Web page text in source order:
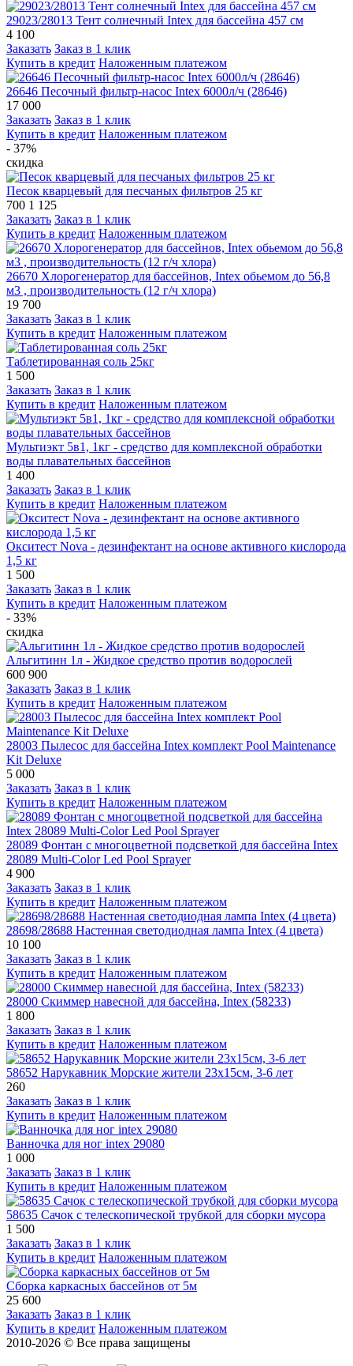
29023/28013 Тент солнечный Intex для бассейна 457 см
4 100
Заказать Заказ в 1 клик
Купить в кредит Наложенным платежом
26646 Песочный фильтр-насос Intex 6000л/ч (28646)
17 000
Заказать Заказ в 1 клик
Купить в кредит Наложенным платежом
- 37%
скидка
Песок кварцевый для песчаных фильтров 25 кг
700 1 125
Заказать Заказ в 1 клик
Купить в кредит Наложенным платежом
26670 Хлорогенератор для бассейнов, Intex обьемом до 56,8
м3 , производительность (12 г/ч хлора)
19 700
Заказать Заказ в 1 клик
Купить в кредит Наложенным платежом
Таблетированная соль 25кг
1 500
Заказать Заказ в 1 клик
Купить в кредит Наложенным платежом
Мультиэкт 5в1, 1кг - средство для комплексной обработки
воды плавательных бассейнов
1 400
Заказать Заказ в 1 клик
Купить в кредит Наложенным платежом
Окситест Nova - дезинфектант на основе активного кислорода
1,5 кг
1 500
Заказать Заказ в 1 клик
Купить в кредит Наложенным платежом
- 33%
скидка
Альгитинн 1л - Жидкое средство против водорослей
600 900
Заказать Заказ в 1 клик
Купить в кредит Наложенным платежом
28003 Пылесос для бассейна Intex комплект Pool Maintenance
Kit Deluxe
5 000
Заказать Заказ в 1 клик
Купить в кредит Наложенным платежом
28089 Фонтан с многоцветной подсветкой для бассейна Intex
28089 Multi-Color Led Pool Sprayer
4 900
Заказать Заказ в 1 клик
Купить в кредит Наложенным платежом
28698/28688 Настенная светодиодная лампа Intex (4 цвета)
10 100
Заказать Заказ в 1 клик
Купить в кредит Наложенным платежом
28000 Скиммер навесной для бассейна, Intex (58233)
1 800
Заказать Заказ в 1 клик
Купить в кредит Наложенным платежом
58652 Нарукавник Морские жители 23х15см, 3-6 лет
260
Заказать Заказ в 1 клик
Купить в кредит Наложенным платежом
Ванночка для ног intex 29080
1 000
Заказать Заказ в 1 клик
Купить в кредит Наложенным платежом
58635 Сачок с телескопической трубкой для сборки мусора
1 500
Заказать Заказ в 1 клик
Купить в кредит Наложенным платежом
Сборка каркасных бассейнов от 5м
25 600
Заказать Заказ в 1 клик
Купить в кредит Наложенным платежом
2010-2026 © Все права защищены